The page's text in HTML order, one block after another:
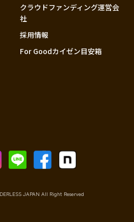
大分
クラウドファンディング運営会
社
採用情報
For Goodカイゼン目安箱
JAPAN All Right Reserved